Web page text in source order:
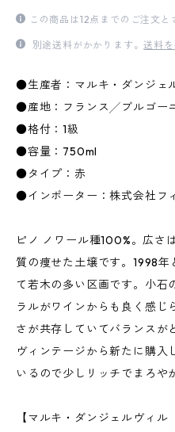
この商品は12点までのご注文と
別途送料がかかります。送料
●生産者：マルキ・ダンジェ
●産地：フランス╱ブルゴー
●格付：1級
●容量：750ml
●タイプ：赤
●インポーター：株式会社フ
ピノ ノワール種100%。広さ
質の痩せた土壌です。1998
て若木の多い区画です。小石
ラルがワインからも良く感じ
さが共存していてバランスが
ヴィンテージから新たに購
いるので少しリッチでまろや
【マルキ・ダンジェルヴィ